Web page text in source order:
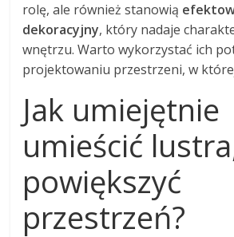
rolę, ale również stanowią
dekoracyjny, który nadaje
wnętrzu. Warto wykorzystać ich
projektowaniu przestrzeni, w
Jak umiejętnie
umieścić
powiększyć
przestrzeń?